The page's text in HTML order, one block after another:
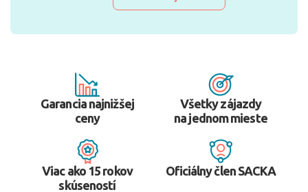
Garancia najnižšej
ceny
Všetky zájazdy
na jednom mieste
Viac ako 15 rokov
skúseností
Oficiálny člen SACKA